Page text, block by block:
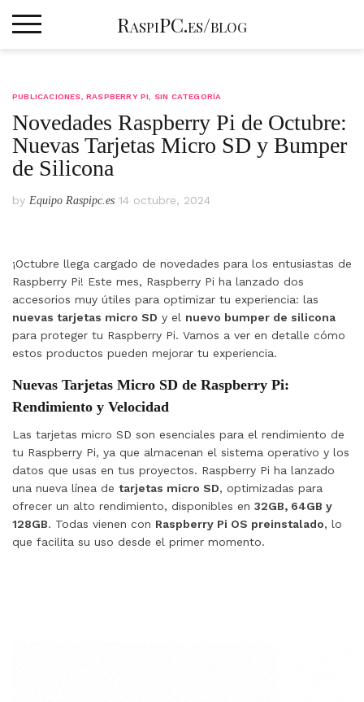
RaspiPC.es/blog
PUBLICACIONES ,RASPBERRY PI SIN CATEGORÍA
Novedades Raspberry Pi de Octubre:
Nuevas Tarjetas Micro SD y Bumper
de Silicona
by Equipo Raspipc.es 14 octubre, 2024
¡Octubre llega cargado de novedades para los entusiastas de
Raspberry Pi! Este mes, Raspberry Pi ha lanzado dos
accesorios muy útiles para optimizar tu experiencia: las
nuevas tarjetas micro SD y el nuevo bumper de silicona
para proteger tu Raspberry Pi. Vamos a ver en detalle cómo
estos productos pueden mejorar tu experiencia.
Nuevas Tarjetas Micro SD de Raspberry Pi:
Rendimiento y Velocidad
Las tarjetas micro SD son esenciales para el rendimiento de
tu Raspberry Pi, ya que almacenan el sistema operativo y los
datos que usas en tus proyectos. Raspberry Pi ha lanzado
una nueva línea de tarjetas micro SD, optimizadas para
ofrecer un alto rendimiento, disponibles en 32GB, 64GB y
128GB. Todas vienen con Raspberry Pi OS preinstalado, lo
que facilita su uso desde el primer momento.